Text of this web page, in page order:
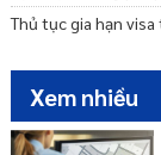
Thủ tục gia hạn
Xem nhiều